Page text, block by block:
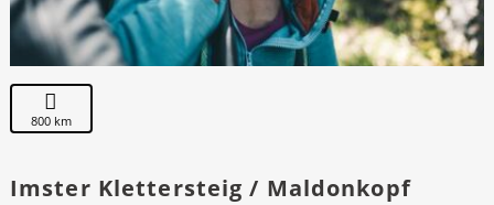
800 km
Imster Klettersteig / Maldonkopf